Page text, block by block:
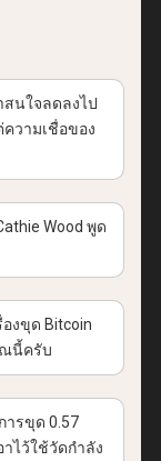
นใจลดลงไป
วามเชื่อของ
Wood พูด
งขุด Bitcoin
ณนี้ครับ
ารขุด 0.57
าไว้ใช้วัดกำลัง